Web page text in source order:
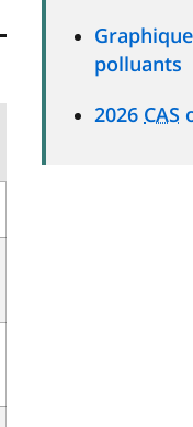
polluants
2026 CAS